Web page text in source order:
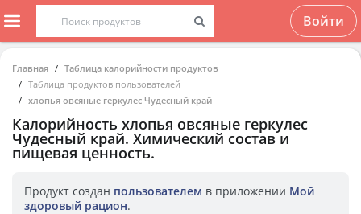
Войти
Главная
Таблица калорийности продуктов
Таблица продуктов пользователей
хлопья овсяные геркулес Чудесный край
Калорийность хлопья овсяные геркулес
Чудесный край. Химический состав и
пищевая ценность.
Продукт создан пользователем в приложении Мой
здоровый рацион.